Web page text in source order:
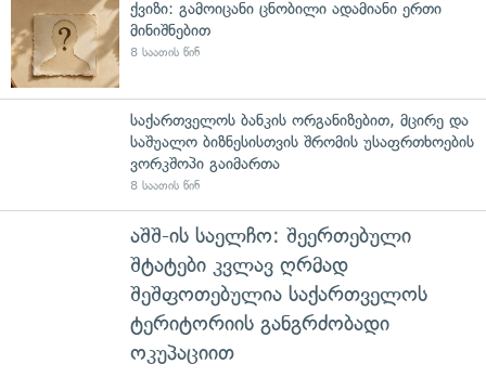
ქვიზი: გამოიცანი ცნობილი ადამიანი ერთი
მინიშნებით
8 საათის წინ
საქართველოს ბანკის ორგანიზებით, მცირე და
საშუალო ბიზნესისთვის შრომის უსაფრთხოების
ვორკშოპი გაიმართა
8 საათის წინ
აშშ-ის საელჩო: შეერთებული
შტატები კვლავ ღრმად
შეშფოთებულია საქართველოს
ტერიტორიის განგრძობადი
ოკუპაციით